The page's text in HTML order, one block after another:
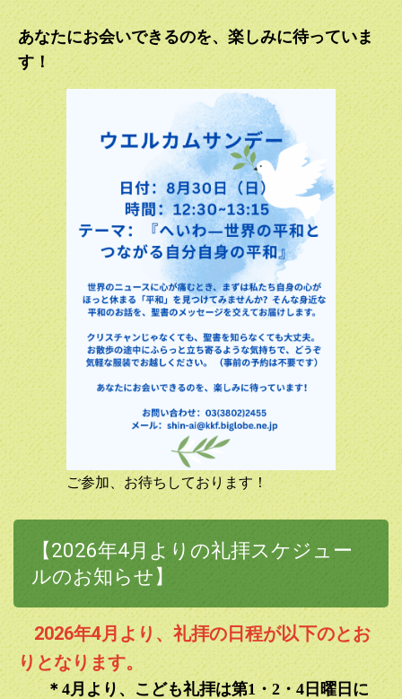
2024.07.16
7月13日から15日に教会キャンプを行いました。そのため、
7月14日の「聖書のメッセージ」のアップロードは16日とな
ってしまいました。ご了承ください。
2024.07.10
キャンプのため、7月14日(日）のこども礼拝はお休みさせ
ていただきます。次回のこども礼拝は7月28日(日）となり
ます。猛暑の中、どうぞお体に気を付けていらしてくださ
い。
2024.06.14
7月7日(日）は神愛教会伝統開始・創立118周年記念日とな
ります。当日は年一回の主教巡回日に当たり、礼拝の司式説
教は高橋宏幸主教にお願いしております。たくさんのご参加
お待ちしております。
2024.05.31
「巡礼スタンプ帳」にて東京教区及び北関東教区の教会に行
ってみませんか。
2024.04.28
5月19日(日）の聖霊降臨日に向けて、5月9日（昇天日）か
ら5月19日まで「み国が来ますように」という祈りのしおり
を教会で配布しております。また、5月9日(木）より毎朝7
時からYouTubeにて配信しております。
2024.04.06
インスタグラム始めました！教会の様子をタイムリーにアッ
プいたしますので、ぜひフォローしてください。
2024.03.31
管理司祭上田亜樹子からのイースターメッセージを投稿しま
した。
あなたにお会いできるのを、楽しみに待っていま
す！
ご参加、お待ちしております！
【2026年4月よりの礼拝スケジュー
ルのお知らせ】
2026年4月より、礼拝の日程が以下のとお
りとなります。
＊4月より、こども礼拝は第1・2 ・4日曜日に